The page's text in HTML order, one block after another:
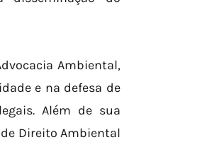
Ambiental,
e na defesa de
Além de sua
Direito Ambiental